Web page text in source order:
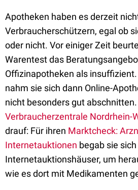
Apotheken haben es derzeit
Verbraucherschützern, egal ob
oder nicht. Vor einiger Zeit
Warentest das
Offizinapotheken als
nahm sie sich dann Online-
nicht besonders gut
Verbraucherzentrale Nordrhein-
drauf: Für ihren Marktcheck:
Internetauktionen begab sie
Internetauktionshäuser, um
wie es dort mit Medikamenten